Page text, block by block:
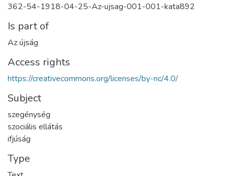
362-54-1918-04-25-Az-ujsag-001-001-kata892
Is part of
Az újság
Access rights
https://creativecommons.org/licenses/by-nc/4.0/
Subject
szegénység
szociális ellátás
ifjúság
Type